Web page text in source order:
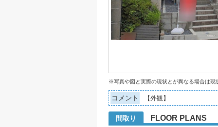
※写真や図と実際の現状とが異なる場合は現
コメント 【外観】
間取り FLOOR PLANS